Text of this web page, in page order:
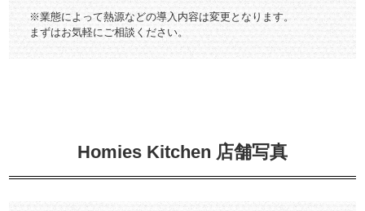
※業態によって熱源などの導入内容は変更となります。
まずはお気軽にご相談ください。
Homies Kitchen 店舗写真